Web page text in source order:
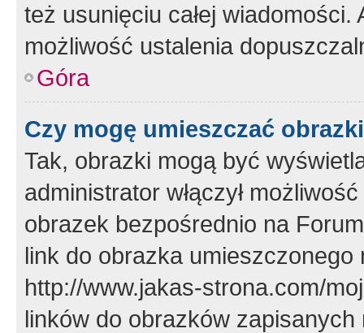
też usunięciu całej
możliwość ustalenia
Góra
Czy mogę umieszczać
Tak, obrazki mogą być
administrator włączył
obrazek bezpośrednio na
link do obrazka
http://www.jakas-strona.com/
linków do obrazków